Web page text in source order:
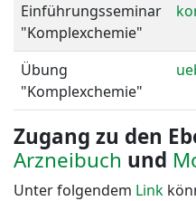
Einführungsseminar
"Komplexchemie"
Übung
"Komplexchemie"
Zugang zu den
Arzneibuch und
Unter folgendem Link